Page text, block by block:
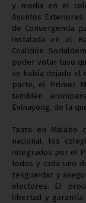
y media en el
Asuntos
de Convergencia
instalada en el
Coalición
poder votar tuvo
se había dejado el
parte, el Primer
también
Evinayong, de la
Tanto en
nacional, los
integrados por el
todos y cada uno
resguardar y
electores. El
libertad y garantía